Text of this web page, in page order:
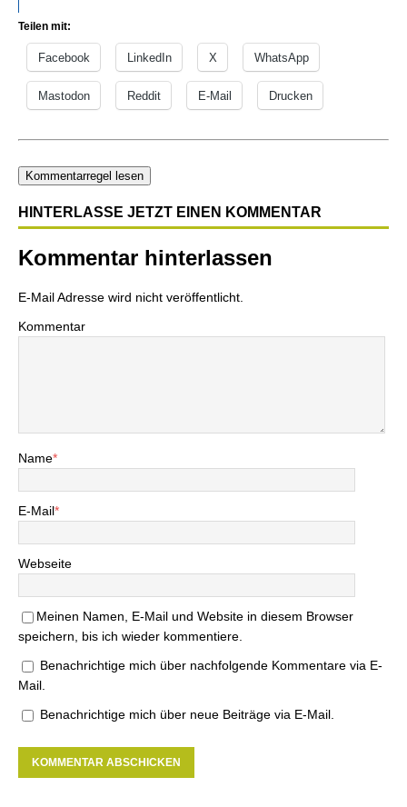
Teilen mit:
Facebook LinkedIn X WhatsApp
Mastodon Reddit E-Mail Drucken
Kommentarregel lesen
HINTERLASSE JETZT EINEN KOMMENTAR
Kommentar hinterlassen
E-Mail Adresse wird nicht veröffentlicht.
Kommentar
Name*
E-Mail*
Webseite
Meinen Namen, E-Mail und Website in diesem Browser
speichern, bis ich wieder kommentiere.
Benachrichtige mich über nachfolgende Kommentare via E-
Mail.
Benachrichtige mich über neue Beiträge via E-Mail.